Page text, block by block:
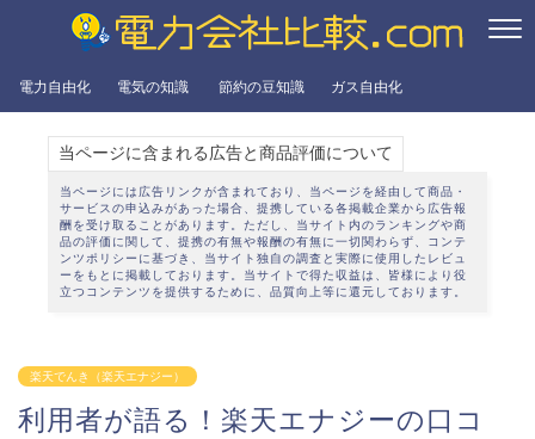
電力自由化 電気の知識 節約の豆知識 ガス自由化
当ページに含まれる広告と商品評価について
当ページには広告リンクが含まれており、当ページを経由して商品・
サービスの申込みがあった場合、提携している各掲載企業から広告報
酬を受け取ることがあります。ただし、当サイト内のランキングや商
品の評価に関して、提携の有無や報酬の有無に一切関わらず、 コンテ
ンツポリシー に基づき、当サイト独自の調査と実際に使用したレビュ
ーをもとに掲載しております。当サイトで得た収益は、皆様により役
立つコンテンツを提供するために、品質向上等に還元しております。
楽天でんき（楽天エナジー）
利用者が語る！楽天エナジーの口コ